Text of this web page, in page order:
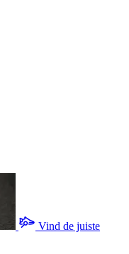
Vind de juiste